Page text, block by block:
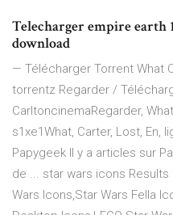
Telecharger empire earth
download
— Télécharger Torrent What
torrentz Regarder /
CarltoncinemaRegarder,
s1xe1What, Carter, Lost, En,
Papygeek Il y a articles sur
de ... star wars icons
Wars Icons,Star Wars Fella